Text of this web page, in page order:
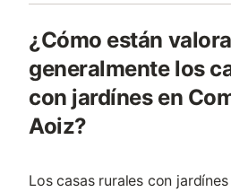
¿Cómo están
generalmente los
con jardínes en
Aoiz?
Los casas rurales con